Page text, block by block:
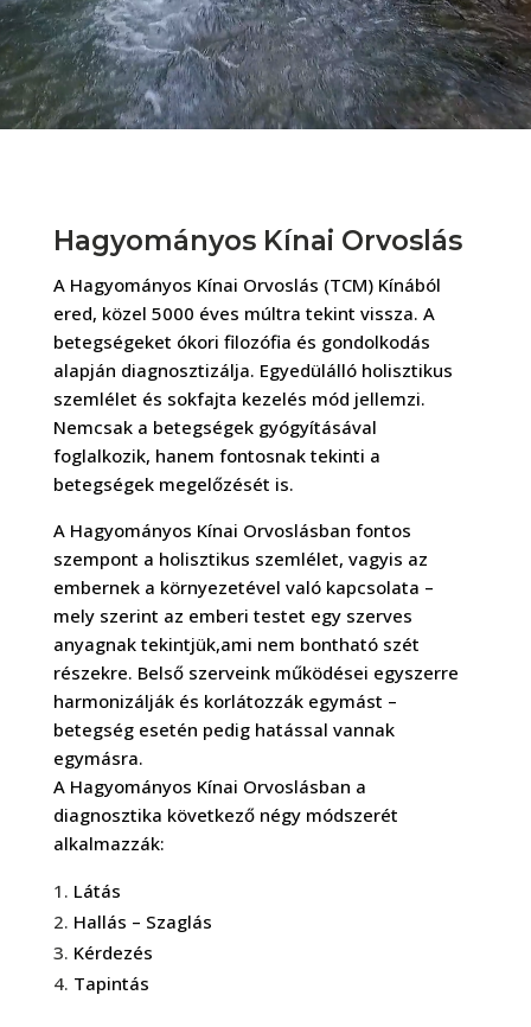
Hagyományos Kínai Orvoslás
A Hagyományos Kínai Orvoslás (TCM) Kínából
ered, közel 5000 éves múltra tekint vissza. A
betegségeket ókori filozófia és gondolkodás
alapján diagnosztizálja. Egyedülálló holisztikus
szemlélet és sokfajta kezelés mód jellemzi.
Nemcsak a betegségek gyógyításával
foglalkozik, hanem fontosnak tekinti a
betegségek megelőzését is.
A Hagyományos Kínai Orvoslásban fontos
szempont a holisztikus szemlélet, vagyis az
embernek a környezetével való kapcsolata –
mely szerint az emberi testet egy szerves
anyagnak tekintjük,ami nem bontható szét
részekre. Belső szerveink működései egyszerre
harmonizálják és korlátozzák egymást –
betegség esetén pedig hatással vannak
egymásra.
A Hagyományos Kínai Orvoslásban a
diagnosztika következő négy módszerét
alkalmazzák:
Látás
Hallás – Szaglás
Kérdezés
Tapintás